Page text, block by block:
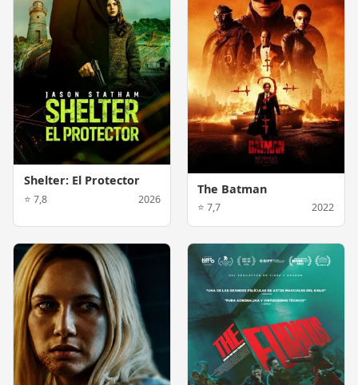
Shelter: El Protector
⭐ 7,8 2026
The Batman
⭐ 7,7 2022